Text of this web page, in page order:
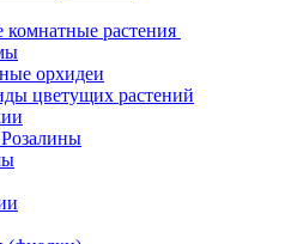
растения
орхидеи
цветущих растений